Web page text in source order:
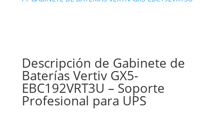
Descripción de Gabinete de
Baterías Vertiv GX5-
EBC192VRT3U – Soporte
Profesional para UPS